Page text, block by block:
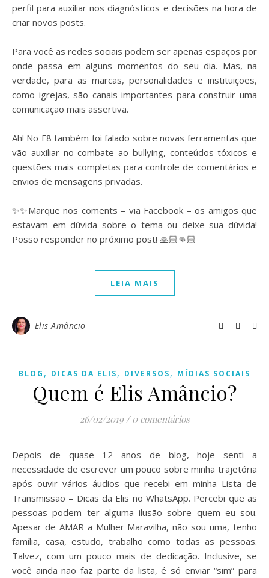
perfil para auxiliar nos diagnósticos e decisões na hora de
criar novos posts.
Para você as redes sociais podem ser apenas espaços por
onde passa em alguns momentos do seu dia. Mas, na
verdade, para as marcas, personalidades e instituições,
como igrejas, são canais importantes para construir uma
comunicação mais assertiva.
Ah! No F8 também foi falado sobre novas ferramentas que
vão auxiliar no combate ao bullying, conteúdos tóxicos e
questões mais completas para controle de comentários e
envios de mensagens privadas.
✨✨Marque nos coments – via Facebook – os amigos que
estavam em dúvida sobre o tema ou deixe sua dúvida!
Posso responder no próximo post! 🙏🏻 👊🏻
LEIA MAIS
Elis Amâncio
BLOG , DICAS DA ELIS, DIVERSOS, MÍDIAS SOCIAIS
Quem é Elis Amâncio?
26/02/2019 / 0 comentários
Depois de quase 12 anos de blog, hoje senti a
necessidade de escrever um pouco sobre minha trajetória
após ouvir vários áudios que recebi em minha Lista de
Transmissão – Dicas da Elis no WhatsApp. Percebi que as
pessoas podem ter alguma ilusão sobre quem eu sou.
Apesar de AMAR a Mulher Maravilha, não sou uma, tenho
família, casa, estudo, trabalho como todas as pessoas.
Talvez, com um pouco mais de dedicação. Inclusive, se
você ainda não faz parte da lista, é só enviar “sim” para